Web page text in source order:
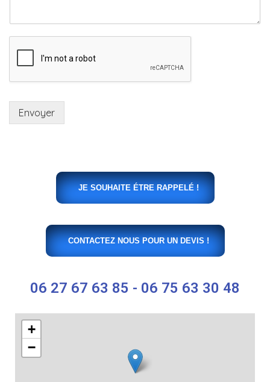
Envoyer
JE SOUHAITE ÉTRE RAPPELÉ !
CONTACTEZ NOUS POUR UN DEVIS !
06 27 67 63 85 - 06 75 63 30 48
+
−